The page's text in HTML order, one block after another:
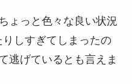
ょっと色々な良い状況
しすぎてしまったの
逃げているとも言えま